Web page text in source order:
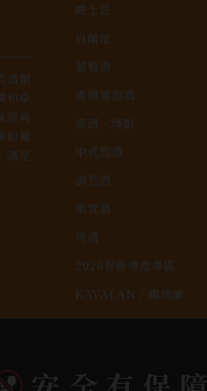
酒類
和卓
經典
的葡
滿足
威士忌
白蘭地
葡萄酒
香檳氣泡酒
清酒、燒酎
中式烈酒
調烈酒
果實酒
啤酒
2026春節禮盒專區
KAVALAN / 噶瑪蘭